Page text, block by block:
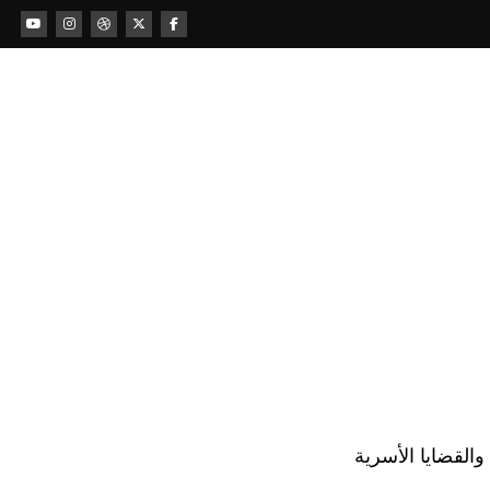
الأسرية